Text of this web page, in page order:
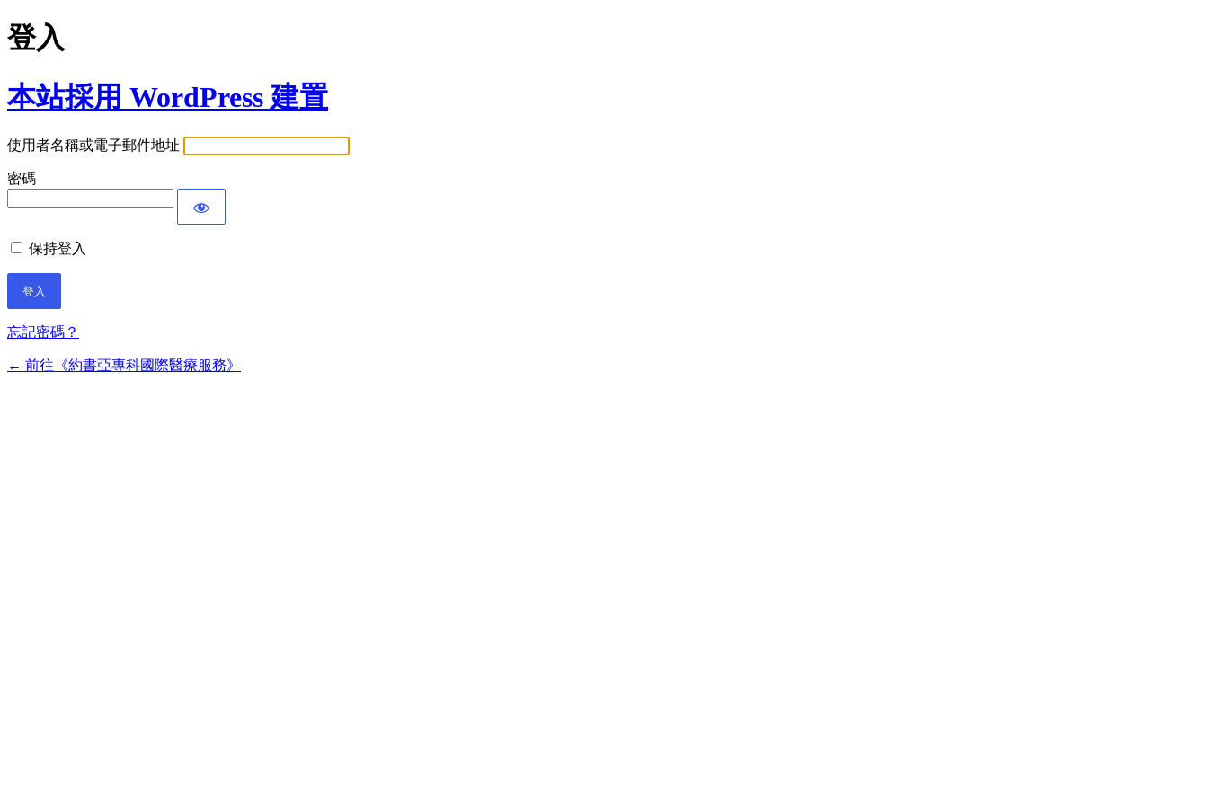
登入
本站採用 WordPress 建置
使用者名稱或電子郵件地址
密碼
保持登入
忘記密碼？
← 前往《約書亞專科國際醫療服務》